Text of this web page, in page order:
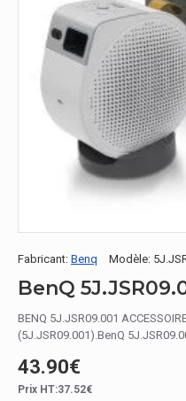
Fabricant: Benq Modèle:
BENQ 5J.JSR09.001
(5J.JSR09.001).BenQ
43.90€
Prix HT:37.52€